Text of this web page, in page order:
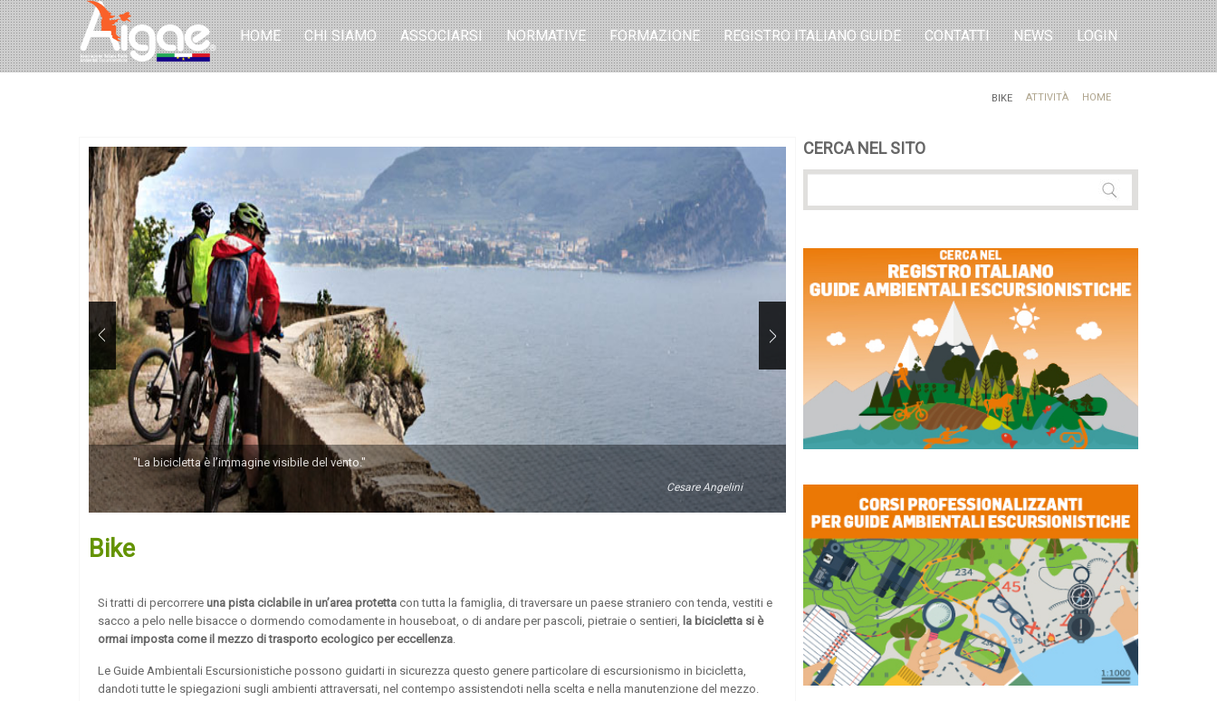
HOME CHI SIAMO ASSOCIARSI NORMATIVE FORMAZIONE REGISTRO ITALIANO GUIDE CONTATTI NEWS LOGIN
HOME
ATTIVITÀ
BIKE
"La bicicletta è l’immagine visibile del vento."
Cesare Angelini
Bike
Si tratti di percorrere una pista ciclabile in un’area protetta con tutta la famiglia, di traversare un paese straniero con tenda, vestiti e
sacco a pelo nelle bisacce o dormendo comodamente in houseboat, o di andare per pascoli, pietraie o sentieri, la bicicletta si è
ormai imposta come il mezzo di trasporto ecologico per eccellenza.
Le Guide Ambientali Escursionistiche possono guidarti in sicurezza questo genere particolare di escursionismo in bicicletta,
dandoti tutte le spiegazioni sugli ambienti attraversati, nel contempo assistendoti nella scelta e nella manutenzione del mezzo.
CERCA NEL SITO